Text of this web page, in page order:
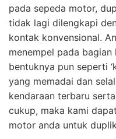
pada sepeda motor,
tidak lagi dilengkapi
kontak konvensional.
menempel pada
bentuknya pun seperti
yang memadai dan
kendaraan terbaru
cukup, maka kami
motor anda untuk